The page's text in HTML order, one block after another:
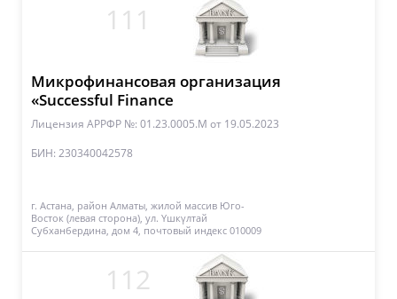
111
Микрофинансовая организация
«Successful Finance
Лицензия АРРФР №: 01.23.0005.М от 19.05.2023
БИН: 230340042578
г. Астана, район Алматы, жилой массив Юго-
Восток (левая сторона), ул. Үшкүлтай
Субханбердина, дом 4, почтовый индекс 010009
112